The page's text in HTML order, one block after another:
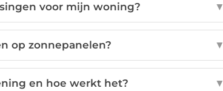
voor mijn woning? ▼
op zonnepanelen? ▼
en hoe werkt het? ▼